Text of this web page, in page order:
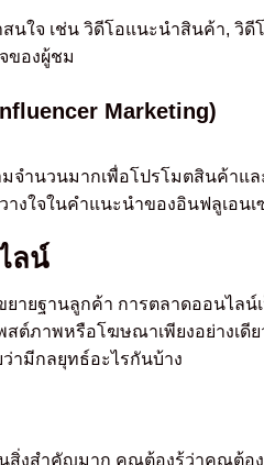
นใจ เช่น วิดีโอแนะนำสินค้า, วิดี
ของผู้ชม
Marketing)
ำนวนมากเพื่อโปรโมตสินค้าแล
งใจในคำแนะนำของอินฟลูเอนเ
ลน์
ยฐานลูกค้า การตลาดออนไลน์
ต์ภาพหรือโฆษณาเพียงอย่างเ
ามีกลยุทธ์อะไรกันบ้าง
นสิ่งสำคัญมาก คุณต้องรู้ว่าคุณต้อ